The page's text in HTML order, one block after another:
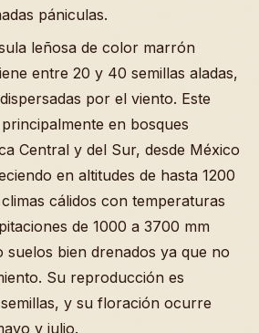
pániculas.
leñosa de color marrón
entre 20 y 40 semillas aladas,
por el viento. Este
en bosques
Central y del Sur, desde México
en altitudes de hasta 1200
cálidos con temperaturas
de 1000 a 3700 mm
suelos bien drenados ya que no
Su reproducción es
y su floración ocurre
y julio.